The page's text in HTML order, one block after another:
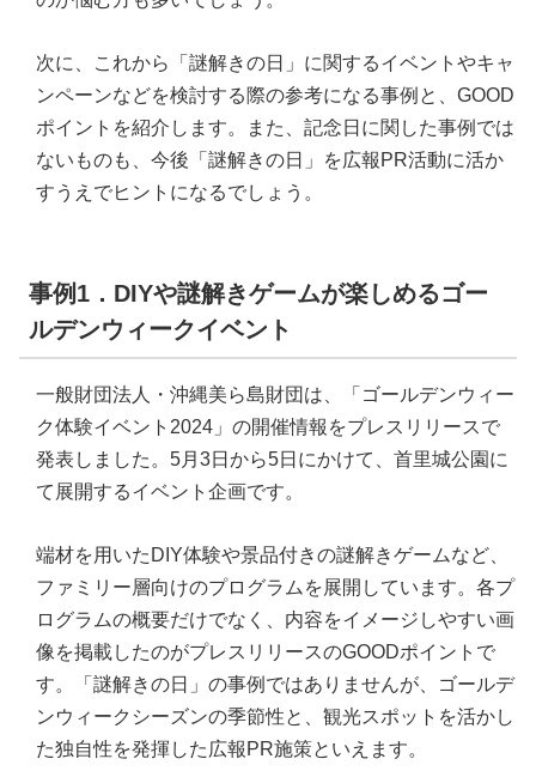
次に、これから「謎解きの日」に関するイベントやキャ
ンペーンなどを検討する際の参考になる事例と、GOOD
ポイントを紹介します。また、記念日に関した事例では
ないものも、今後「謎解きの日」を広報PR活動に活か
すうえでヒントになるでしょう。
事例1．DIYや謎解きゲームが楽しめるゴー
ルデンウィークイベント
一般財団法人・沖縄美ら島財団は、「ゴールデンウィー
ク体験イベント2024」の開催情報をプレスリリースで
発表しました。5月3日から5日にかけて、首里城公園に
て展開するイベント企画です。
端材を用いたDIY体験や景品付きの謎解きゲームなど、
ファミリー層向けのプログラムを展開しています。各プ
ログラムの概要だけでなく、内容をイメージしやすい画
像を掲載したのがプレスリリースのGOODポイントで
す。「謎解きの日」の事例ではありませんが、ゴールデ
ンウィークシーズンの季節性と、観光スポットを活かし
た独自性を発揮した広報PR施策といえます。